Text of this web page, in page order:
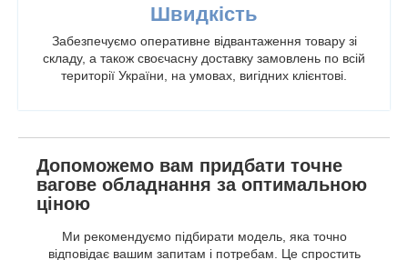
Швидкість
Забезпечуємо оперативне відвантаження товару зі
складу, а також своєчасну доставку замовлень по всій
території України, на умовах, вигідних клієнтові.
Допоможемо вам придбати точне
вагове обладнання за оптимальною
ціною
Ми рекомендуємо підбирати модель, яка точно
відповідає вашим запитам і потребам. Це спростить